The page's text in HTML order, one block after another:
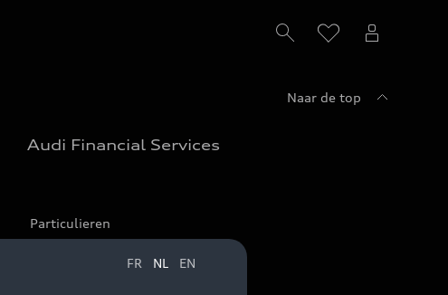
Naar de top
Audi Financial Services
Particulieren